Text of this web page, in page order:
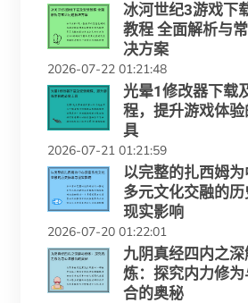
冰河世纪3游戏下
教程 全面解析与
决方案
2026-07-22 01:21:48
光晕1修改器下载
程，提升游戏体
具
2026-07-21 01:21:59
以完整的扎西姆
多元文化交融的
现实影响
2026-07-20 01:22:01
九阴真经四内之
炼：探究内力修
合的奥秘